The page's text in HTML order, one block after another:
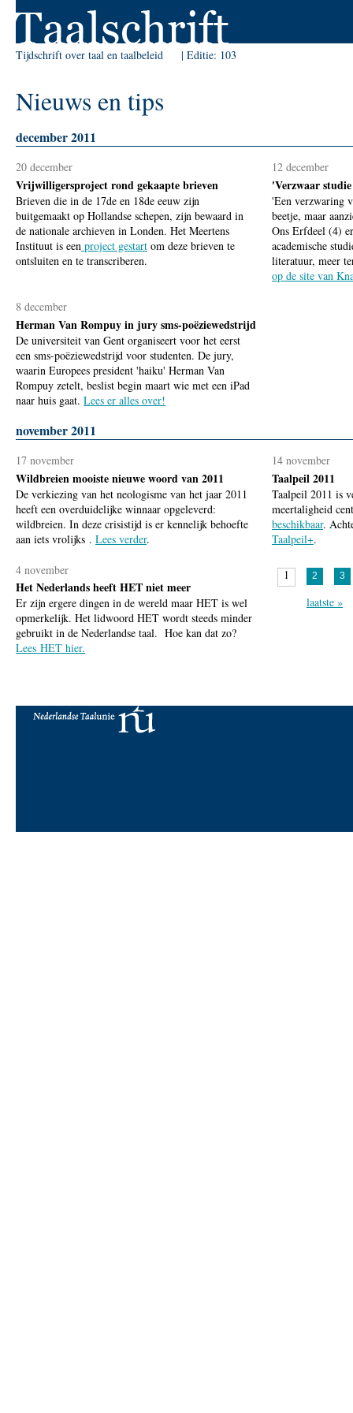
Skip to Navigation
Tijdschrift over taal en taalbeleid Editie: 103
Nieuws en tips
december 2011
20 december
Vrijwilligersproject rond gekaapte brieven
Brieven die in de 17de en 18de eeuw zijn
buitgemaakt op Hollandse schepen, zijn bewaard in
de nationale archieven in Londen. Het Meertens
Instituut is een project gestart om deze brieven te
ontsluiten en te transcriberen.
12 december
'Verzwaar
'Een verzwaring
beetje, maar
Ons Erfdeel (4)
academische
literatuur, meer
op de site van
8 december
Herman Van Rompuy in jury sms-poëziewedstrijd
De universiteit van Gent organiseert voor het eerst
een sms-poëziewedstrijd voor studenten. De jury,
waarin Europees president 'haiku' Herman Van
Rompuy zetelt, beslist begin maart wie met een iPad
naar huis gaat. Lees er alles over!
november 2011
17 november
Wildbreien mooiste nieuwe woord van 2011
De verkiezing van het neologisme van het jaar 2011
heeft een overduidelijke winnaar opgeleverd:
wildbreien. In deze crisistijd is er kennelijk behoefte
aan iets vrolijks . Lees verder.
14 november
Taalpeil 2011
Taalpeil 2011 is
meertaligheid
beschikbaar.
Taalpeil+.
4 november
Het Nederlands heeft HET niet meer
Er zijn ergere dingen in de wereld maar HET is wel
opmerkelijk. Het lidwoord HET wordt steeds minder
gebruikt in de Nederlandse taal. Hoe kan dat zo?
Lees HET hier.
1 2 3
laatste »